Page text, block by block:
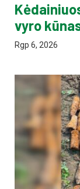
vyro
Rgp 6, 2026